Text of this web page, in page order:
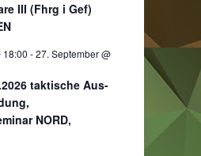
III (Fhrg i Gef)
18:00 -27. September @
taktische Aus-
NORD,